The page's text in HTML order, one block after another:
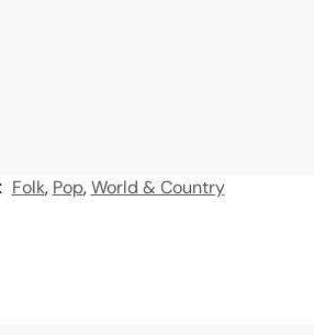
Folk, Pop,World & Country